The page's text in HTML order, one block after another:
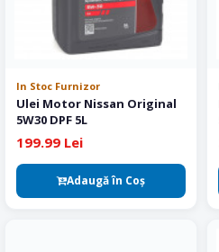
In Stoc Furnizor
Ulei Motor Nissan Original
5W30 DPF 5L
199.99 Lei
Adaugă în Coş